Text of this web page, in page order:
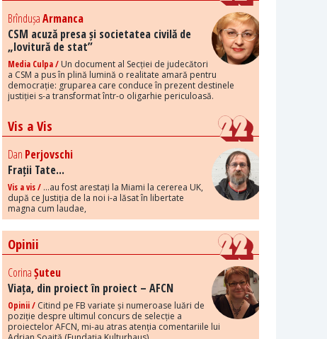
BrîndușaArmanca
CSM acuză presa și societatea civilă de
„lovitură de stat”
Media Culpa / Un document al Secției de judecători
a CSM a pus în plină lumină o realitate amară pentru
democrație: gruparea care conduce în prezent destinele
justiției s-a transformat într-o oligarhie periculoasă.
Vis a Vis
Dan Perjovschi
Frații Tate...
Vis a vis / ...au fost arestați la Miami la cererea UK,
după ce Justiția de la noi i-a lăsat în libertate
magna cum laudae,
Opinii
CorinaȘuteu
Viața, din proiect în proiect – AFCN
Opinii / Citind pe FB variate și numeroase luări de
poziție despre ultimul concurs de selecție a
proiectelor AFCN, mi-au atras atenția comentariile lui